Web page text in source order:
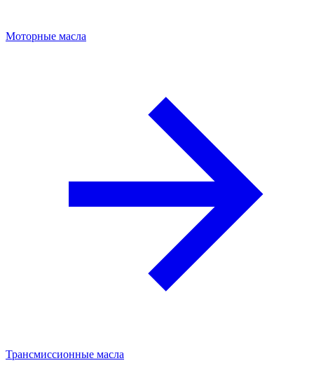
Моторные масла
Трансмиссионные масла